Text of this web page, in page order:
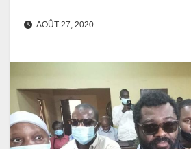
AOÛT 27, 2020